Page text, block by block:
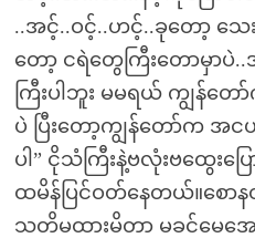
..အင့်..ဝင့်..ဟင့်..ခုတော့ သေ
တော့ ငရဲတွေကြီးတောမှာ
ကြီးပါဘူး မမရယ် ကျွန်တ
ပဲ ပြီးတော့ကျွန်တော်က
ပါ” ငိုသံကြီးနဲ့ဗလုံးဗထွေးပြ
ထမိန်ပြင်ဝတ်နေတယ်။စော
သတိမထားမိတာ မခင်မေ